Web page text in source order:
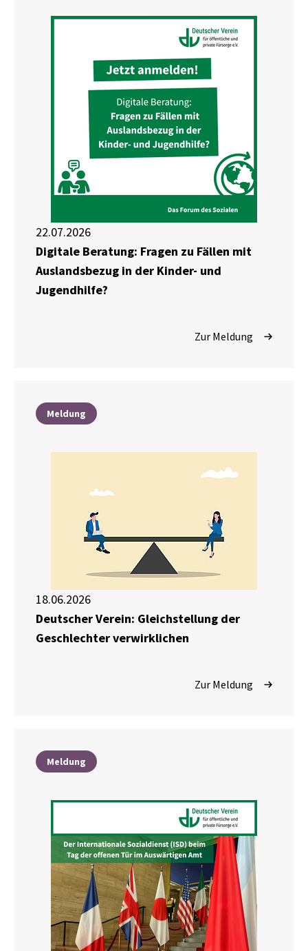
22.07.2026
Digitale Beratung: Fragen zu Fällen mit
Auslandsbezug in der Kinder- und
Jugendhilfe?
Zur Meldung
Meldung
18.06.2026
Deutscher Verein: Gleichstellung der
Geschlechter verwirklichen
Zur Meldung
Meldung